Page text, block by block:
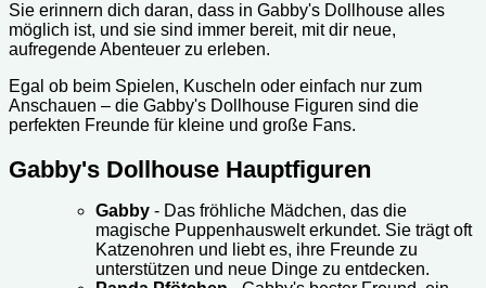
Sie erinnern dich daran, dass in Gabby's Dollhouse alles
möglich ist, und sie sind immer bereit, mit dir neue,
aufregende Abenteuer zu erleben.
Egal ob beim Spielen, Kuscheln oder einfach nur zum
Anschauen – die Gabby's Dollhouse Figuren sind die
perfekten Freunde für kleine und große Fans.
Gabby's Dollhouse Hauptfiguren
Gabby - Das fröhliche Mädchen, das die
magische Puppenhauswelt erkundet. Sie trägt oft
Katzenohren und liebt es, ihre Freunde zu
unterstützen und neue Dinge zu entdecken.